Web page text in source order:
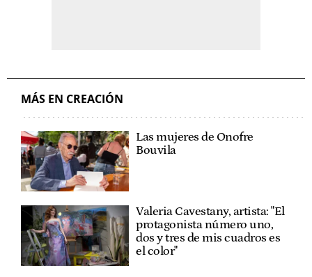
MÁS EN CREACIÓN
Las mujeres de Onofre
Bouvila
Valeria Cavestany, artista: "El
protagonista número uno,
dos y tres de mis cuadros es
el color"